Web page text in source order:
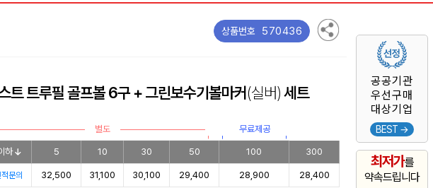
공공기관
우선구매
대상기업
BEST →
최저가를
약속드립니다
상품번호 570436
트 트루필 골프볼 6구 + 그린보수기볼마커(실버)세트
별도 무료제공
하 5 10 30 50 100 300
문의 32,500 31,100 30,100 29,400 28,900 28,400